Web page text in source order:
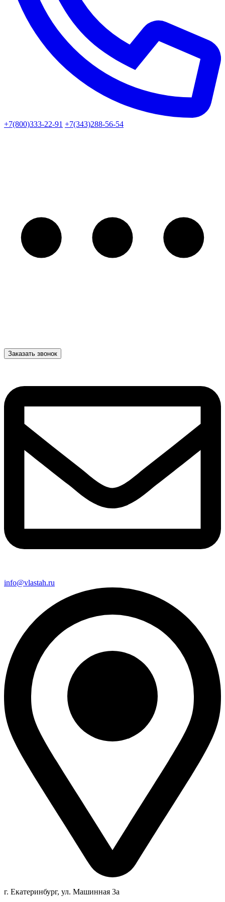
+7(800)333-22-91 +7(343)288-56-54
Заказать звонок
info@vlastah.ru
г. Екатеринбург, ул. Машинная 3а